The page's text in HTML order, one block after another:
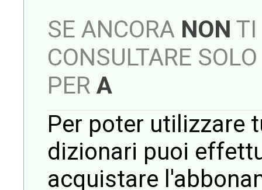
SE ANCORA NON TI
CONSULTARE
PER A
Per poter utilizzare
dizionari puoi
acquistare